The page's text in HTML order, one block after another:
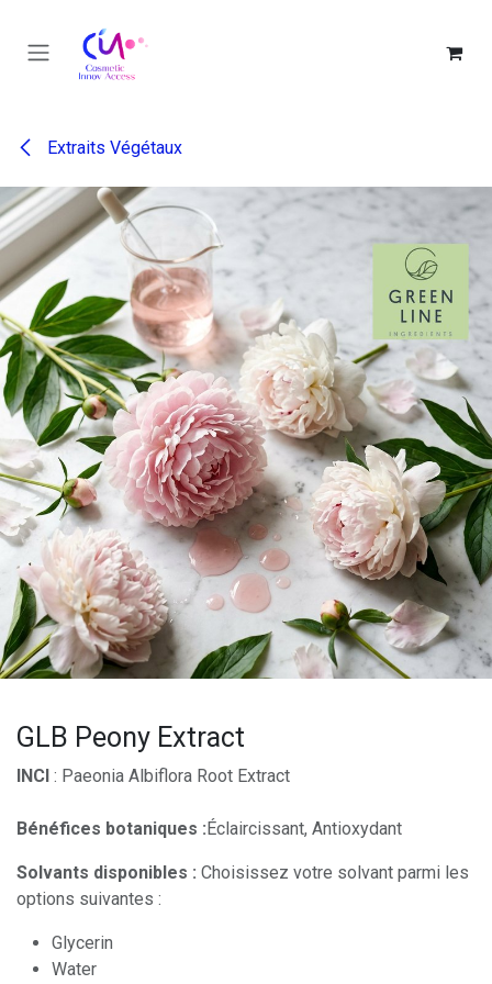
Extraits Végétaux
GLB Peony Extract
INCI : Paeonia Albiflora Root Extract
Bénéfices botaniques :Éclaircissant, Antioxydant
Solvants disponibles : Choisissez votre solvant parmi les
options suivantes :
Glycerin
Water